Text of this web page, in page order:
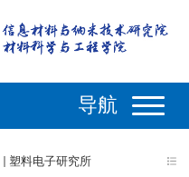
导航
塑料电子研究所